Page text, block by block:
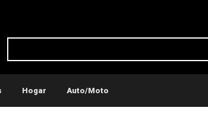
Hogar Auto/Moto